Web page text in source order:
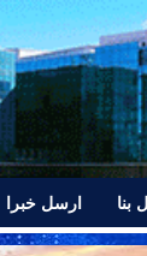
بنا ارسل خبرا